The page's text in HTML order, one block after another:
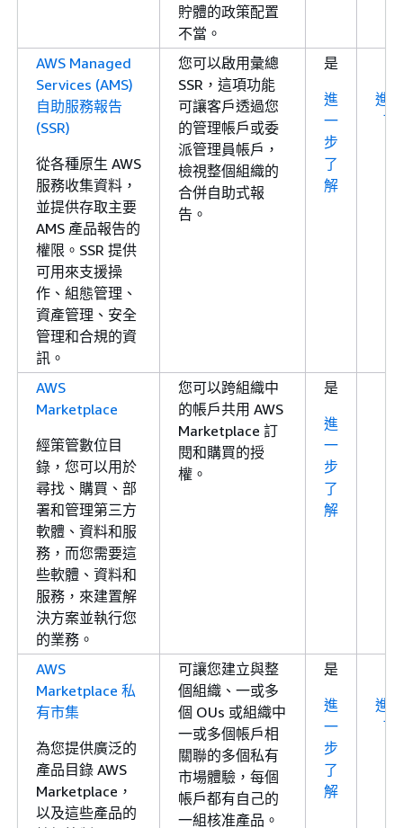
貯體的政策配置
不當。
AWS Managed
Services (AMS)
自助服務報告
(SSR)
從各種原生 AWS
服務收集資料，
並提供存取主要
AMS 產品報告的
權限。SSR 提供
可用來支援操
作、組態管理、
資產管理、安全
管理和合規的資
訊。
您可以啟用彙總
SSR，這項功能
可讓客戶透過您
的管理帳戶或委
派管理員帳戶，
檢視整個組織的
合併自助式報
告。
是
進
一
步
了
解
進
了
AWS
Marketplace
經策管數位目
錄，您可以用於
尋找、購買、部
署和管理第三方
軟體、資料和服
務，而您需要這
些軟體、資料和
服務，來建置解
決方案並執行您
的業務。
您可以跨組織中
的帳戶共用 AWS
Marketplace 訂
閱和購買的授
權。
是
進
一
步
了
解
AWS
Marketplace 私
有市集
為您提供廣泛的
產品目錄 AWS
Marketplace，
以及這些產品的
可讓您建立與整
個組織、一或多
個 OUs 或組織中
一或多個帳戶相
關聯的多個私有
市場體驗，每個
帳戶都有自己的
一組核准產品。
是
進
一
步
了
解
進
了